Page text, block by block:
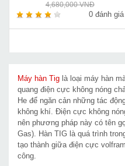
4,680,000 VNĐ
0 đánh giá
Máy hàn Tig là loại máy hàn
quang điện cực không nóng
He để ngăn cản những tác
không khí. Điện cực không
nên phương pháp này có tên
Gas). Hàn TIG là quá trình
tạo thành giữa điện cực
công.